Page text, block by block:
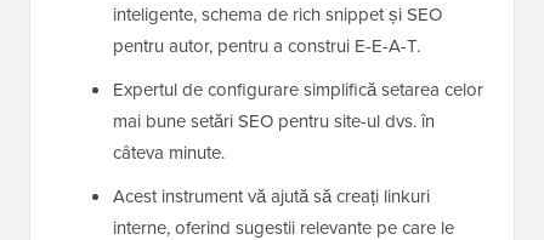
inteligente, schema de rich snippet și SEO
pentru autor, pentru a construi E-E-A-T.
Expertul de configurare simplifică setarea celor
mai bune setări SEO pentru site-ul dvs. în
câteva minute.
Acest instrument vă ajută să creați linkuri
interne, oferind sugestii relevante pe care le